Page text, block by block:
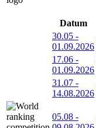
Datum
30.05 -
01.09.2026
17.06 -
01.09.2026
31.07 -
14.08.2026
05.08 -